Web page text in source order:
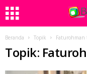
Beranda Topik Faturohman
Topik: